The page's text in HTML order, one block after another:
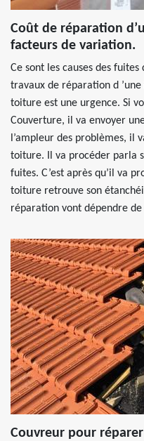
Coût de réparation
facteurs de variation.
Ce sont les causes des
travaux de réparation d
toiture est une urgence. Si
Couverture, il va envoyer
l’ampleur des problèmes, il
toiture. Il va procéder parla
fuites. C’est après qu’il va
toiture retrouve son
réparation vont dépendre
Couvreur pour